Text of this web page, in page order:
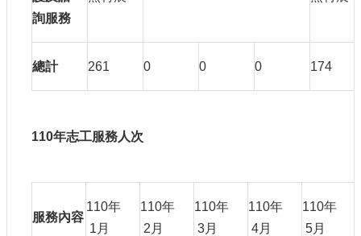
詢服務
總計 261 0 0 0 174
110年志工服務人次
服務內容
110年
1月
110年
2月
110年
3月
110年
4月
110年
5月